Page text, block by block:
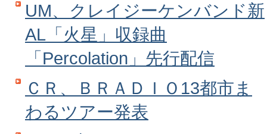
UM、クレイジーケンバンド新
AL「火星」収録曲
「Percolation」先行配信
ＣＲ、ＢＲＡＤＩＯ13都市ま
わるツアー発表